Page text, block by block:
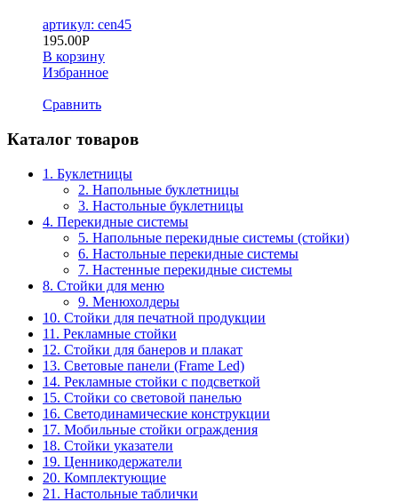
артикул: cen45
195.00Р
В корзину
Избранное
Сравнить
Каталог товаров
1. Буклетницы
2. Напольные буклетницы
3. Настольные буклетницы
4. Перекидные системы
5. Напольные перекидные системы (стойки)
6. Настольные перекидные системы
7. Настенные перекидные системы
8. Стойки для меню
9. Менюхолдеры
10. Стойки для печатной продукции
11. Рекламные стойки
12. Стойки для банеров и плакат
13. Световые панели (Frame Led)
14. Рекламные стойки с подсветкой
15. Стойки со световой панелью
16. Светодинамические конструкции
17. Мобильные стойки ограждения
18. Стойки указатели
19. Ценникодержатели
20. Комплектующие
21. Настольные таблички